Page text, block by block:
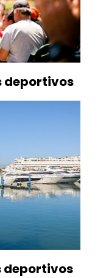
deportivos
deportivos